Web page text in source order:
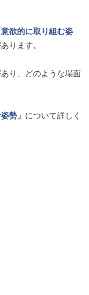
意欲的に取り組む姿
ります。
り、どのような場面
勢」 について詳しく